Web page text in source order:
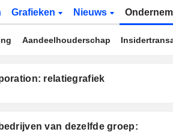
Grafieken Nieuws
Aandeelhouderschap
relatiegrafiek
van dezelfde groep: